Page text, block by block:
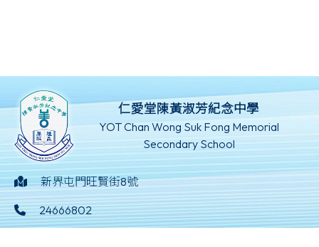
仁愛堂陳黃淑芳紀念中學
YOT Chan Wong Suk Fong Memorial
Secondary School
新界屯門旺賢街8號
24666802